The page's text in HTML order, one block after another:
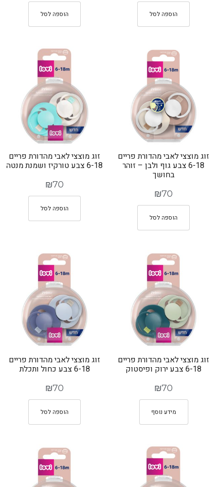
הוספה לסל הוספה לסל
זוג מוצצי לאבי מהדורת פריים
6-18 צבע גוף ולבן – זוהר
בחושך
₪70
הוספה לסל
זוג מוצצי לאבי מהדורת פריים
6-18 צבע טורקיז ושמנת מנטה
₪70
הוספה לסל
זוג מוצצי לאבי מהדורת פריים
6-18 צבע ירוק ופיסטוק
₪70
מידע נוסף
זוג מוצצי לאבי מהדורת פריים
6-18 צבע כחול ותכלת
₪70
הוספה לסל